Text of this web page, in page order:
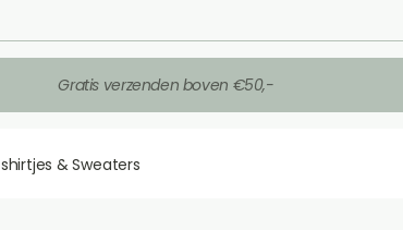
Gratis verzenden boven €50,-
& Sweaters